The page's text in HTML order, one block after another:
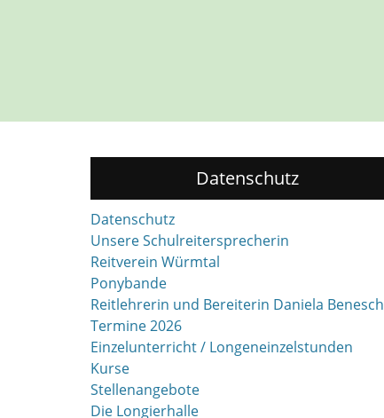
Datenschutz
Datenschutz
Unsere Schulreitersprecherin
Reitverein Würmtal
Ponybande
Reitlehrerin und Bereiterin Daniela Benesch
Termine 2026
Einzelunterricht / Longeneinzelstunden
Kurse
Stellenangebote
Die Longierhalle